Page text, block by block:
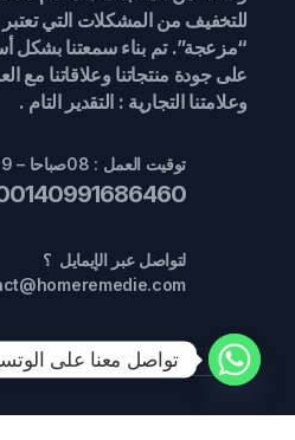
للتخفيف من المشكلات التي تعتبر
“مزعجة”. تم بناء سمعتنا بشكل
على جودة منتجاتنا وعلاقاتنا مع
وعلامتنا التجارية : التقدير التام .
توقيت العمل : 08صباحا – 9مساءا
لتواصل عبر الإيمايل ؟
تواصل معنا على